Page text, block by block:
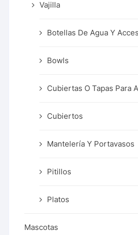
Vajilla
Botellas De Agua Y
Bowls
Cubiertas O Tapas Para
Cubiertos
Mantelería Y Portavasos
Pitillos
Platos
Mascotas